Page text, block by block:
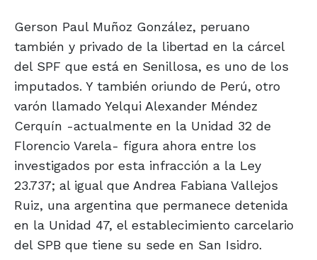
Gerson Paul Muñoz González, peruano
también y privado de la libertad en la cárcel
del SPF que está en Senillosa, es uno de los
imputados. Y también oriundo de Perú, otro
varón llamado Yelqui Alexander Méndez
Cerquín -actualmente en la Unidad 32 de
Florencio Varela- figura ahora entre los
investigados por esta infracción a la Ley
23.737; al igual que Andrea Fabiana Vallejos
Ruiz, una argentina que permanece detenida
en la Unidad 47, el establecimiento carcelario
del SPB que tiene su sede en San Isidro.